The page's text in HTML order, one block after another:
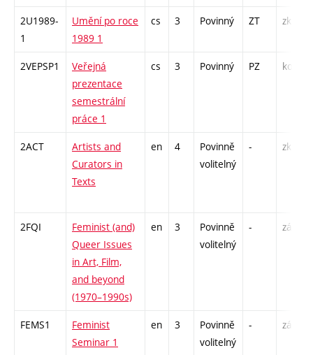
2U1989-
1
Umění po roce
1989 1
cs 3 Povinný ZT zk
2VEPSP1
Veřejná
prezentace
semestrální
práce 1
cs 3 Povinný PZ kol
2ACT
Artists and
Curators in
Texts
en 4
Povinně
volitelný
- zk
2FQI
Feminist (and)
Queer Issues
in Art, Film,
and beyond
(1970–1990s)
en 3
Povinně
volitelný
- zá
FEMS1
Feminist
Seminar 1
en 3
Povinně
volitelný
- zá